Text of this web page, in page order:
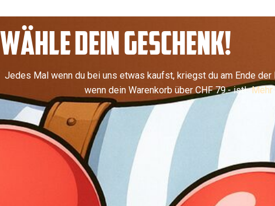
WÄHLE DEIN GESCHENK!
Jedes Mal wenn du bei uns etwas kaufst, kriegst du am Ende der
wenn dein Warenkorb über CHF 79.- ist!Mehr